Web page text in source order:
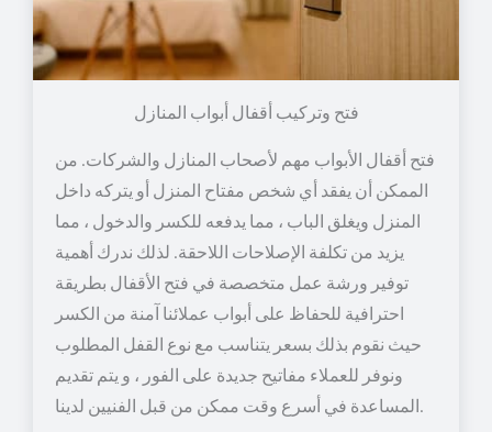
فتح وتركيب أقفال أبواب المنازل
فتح أقفال الأبواب مهم لأصحاب المنازل والشركات. من
الممكن أن يفقد أي شخص مفتاح المنزل أو يتركه داخل
المنزل ويغلق الباب ، مما يدفعه للكسر والدخول ، مما
يزيد من تكلفة الإصلاحات اللاحقة. لذلك ندرك أهمية
توفير ورشة عمل متخصصة في فتح الأقفال بطريقة
احترافية للحفاظ على أبواب عملائنا آمنة من الكسر
حيث نقوم بذلك بسعر يتناسب مع نوع القفل المطلوب
ونوفر للعملاء مفاتيح جديدة على الفور ، و يتم تقديم
المساعدة في أسرع وقت ممكن من قبل الفنيين لدينا.